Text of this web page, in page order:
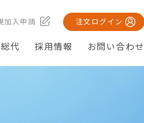
加入申請 注文ログイン
代 採用情報 お問い合わせ